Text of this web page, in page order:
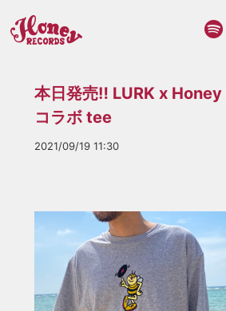
本日発売‼︎ LURK x
コラボ tee
2021/09/19 11:30